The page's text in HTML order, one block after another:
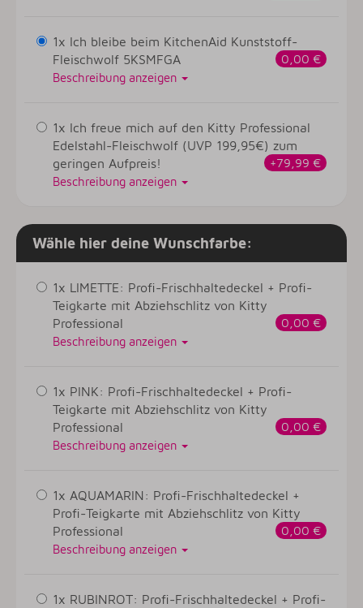
1x Ich bleibe beim KitchenAid Kunststoff-
Fleischwolf 5KSMFGA
0,00 €
Beschreibung anzeigen
1x Ich freue mich auf den Kitty Professional
Edelstahl-Fleischwolf (UVP 199,95€) zum
geringen Aufpreis!
+79,99 €
Beschreibung anzeigen
Wähle hier deine Wunschfarbe:
1x LIMETTE: Profi-Frischhaltedeckel + Profi-
Teigkarte mit Abziehschlitz von Kitty
Professional
0,00 €
Beschreibung anzeigen
1x PINK: Profi-Frischhaltedeckel + Profi-
Teigkarte mit Abziehschlitz von Kitty
Professional
0,00 €
Beschreibung anzeigen
1x AQUAMARIN: Profi-Frischhaltedeckel +
Profi-Teigkarte mit Abziehschlitz von Kitty
Professional
0,00 €
Beschreibung anzeigen
1x RUBINROT: Profi-Frischhaltedeckel + Profi-